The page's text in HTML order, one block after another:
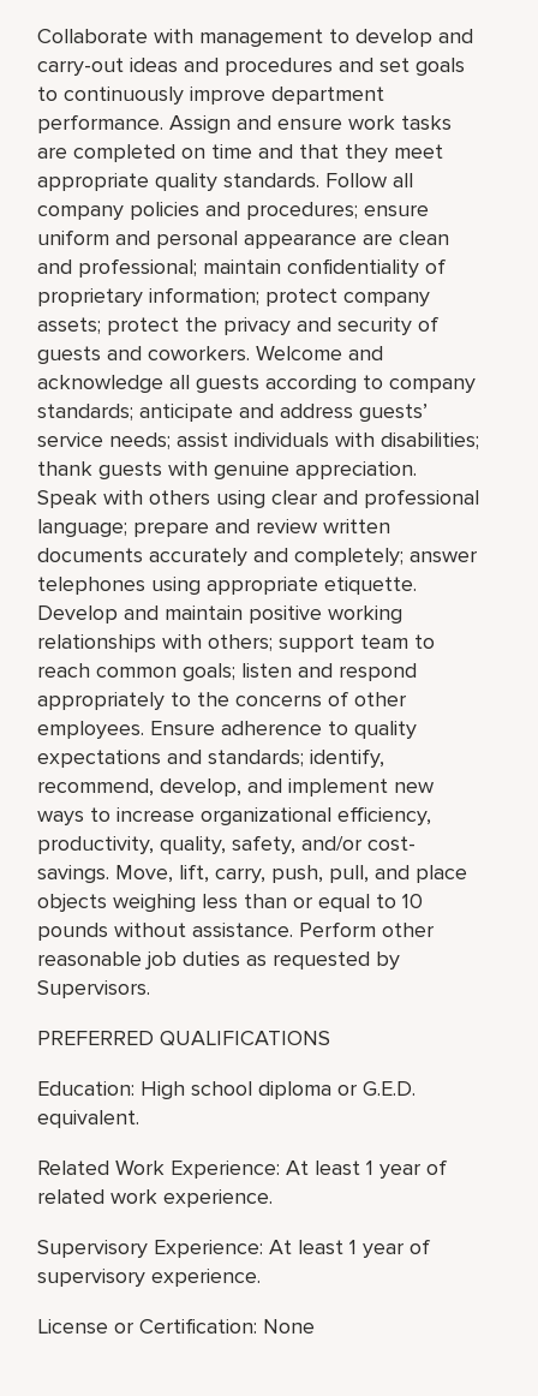
Collaborate with management to develop and
carry-out ideas and procedures and set goals
to continuously improve department
performance. Assign and ensure work tasks
are completed on time and that they meet
appropriate quality standards. Follow all
company policies and procedures; ensure
uniform and personal appearance are clean
and professional; maintain confidentiality of
proprietary information; protect company
assets; protect the privacy and security of
guests and coworkers. Welcome and
acknowledge all guests according to company
standards; anticipate and address guests’
service needs; assist individuals with disabilities;
thank guests with genuine appreciation.
Speak with others using clear and professional
language; prepare and review written
documents accurately and completely; answer
telephones using appropriate etiquette.
Develop and maintain positive working
relationships with others; support team to
reach common goals; listen and respond
appropriately to the concerns of other
employees. Ensure adherence to quality
expectations and standards; identify,
recommend, develop, and implement new
ways to increase organizational efficiency,
productivity, quality, safety, and/or cost-
savings. Move, lift, carry, push, pull, and place
objects weighing less than or equal to 10
pounds without assistance. Perform other
reasonable job duties as requested by
Supervisors.
PREFERRED QUALIFICATIONS
Education: High school diploma or G.E.D.
equivalent.
Related Work Experience: At least 1 year of
related work experience.
Supervisory Experience: At least 1 year of
supervisory experience.
License or Certification: None